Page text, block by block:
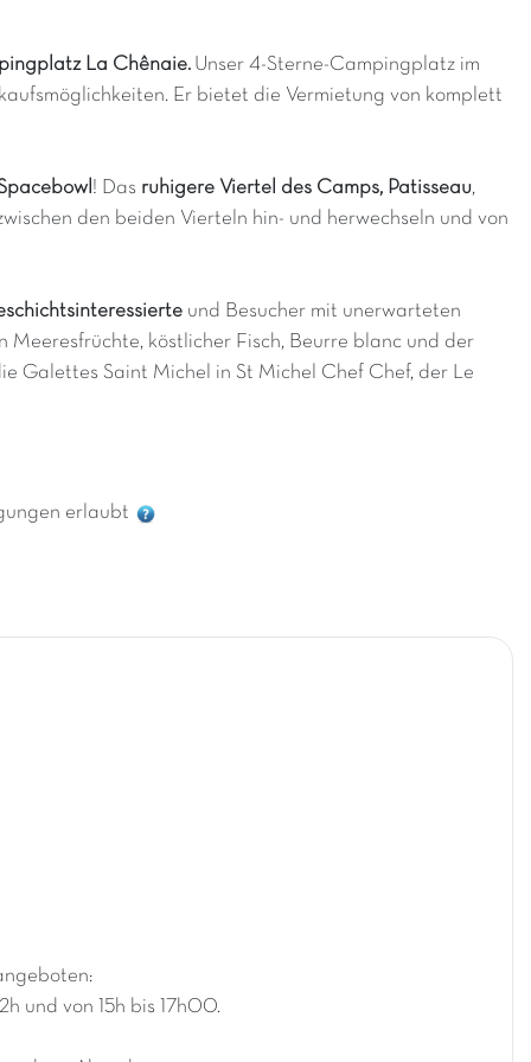
La Chênaie. Unser 4-Sterne-Campingplatz im
Er bietet die Vermietung von komplett
! Das ruhigere Viertel des Camps, Patisseau,
den beiden Vierteln hin- und herwechseln und von
und Besucher mit unerwarteten
Meeresfrüchte, köstlicher Fisch, Beurre blanc und der
Galettes Saint Michel in St Michel Chef Chef, der Le
erlaubt
und von 15h bis 17h00.